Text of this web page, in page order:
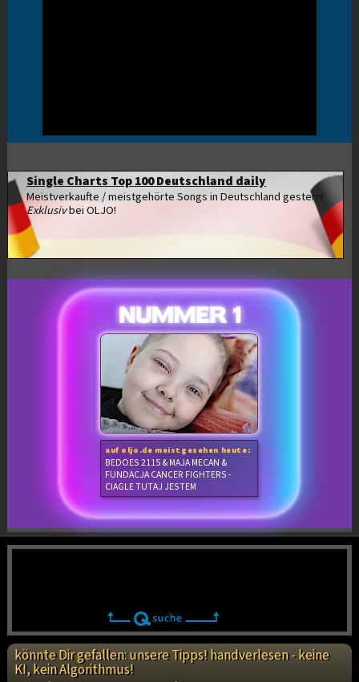
Single Charts Top 100 Deutschland daily
Meistverkaufte / meistgehörte Songs in Deutschland gestern!
Exklusivbei OLJO!
auf oljo.de meistgesehen heute:
BEDOES 2115 & MAJA MECAN &
FUNDACJA CANCER FIGHTERS -
CIAGLE TUTAJ JESTEM
könnte Dir gefallen: unsere Tipps! handverlesen - keine
KI, kein Algorithmus!